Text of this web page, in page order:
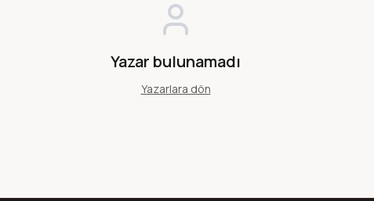
Yazar bulunamadı
Yazarlara dön